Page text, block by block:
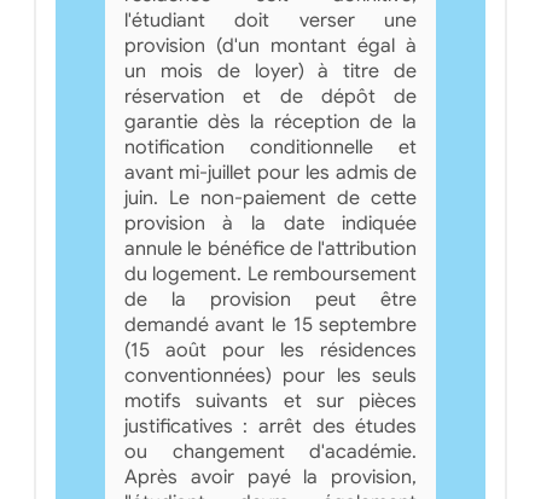
l'étudiant doit verser une
provision (d'un montant égal à
un mois de loyer) à titre de
réservation et de dépôt de
garantie dès la réception de la
notification conditionnelle et
avant mi-juillet pour les admis de
juin. Le non-paiement de cette
provision à la date indiquée
annule le bénéfice de l'attribution
du logement. Le remboursement
de la provision peut être
demandé avant le 15 septembre
(15 août pour les résidences
conventionnées) pour les seuls
motifs suivants et sur pièces
justificatives : arrêt des études
ou changement d'académie.
Après avoir payé la provision,